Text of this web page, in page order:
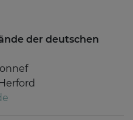
der deutschen